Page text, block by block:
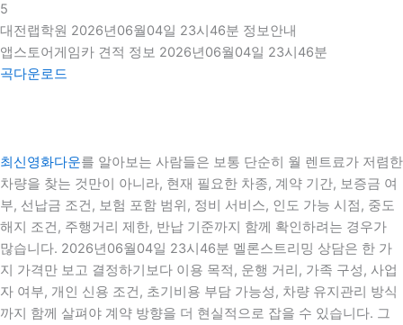
5
대전랩학원 2026년06월04일 23시46분 정보안내
앱스토어게임카 견적 정보 2026년06월04일 23시46분
곡다운로드
최신영화다운를 알아보는 사람들은 보통 단순히 월 렌트료가 저렴한
차량을 찾는 것만이 아니라, 현재 필요한 차종, 계약 기간, 보증금 여
부, 선납금 조건, 보험 포함 범위, 정비 서비스, 인도 가능 시점, 중도
해지 조건, 주행거리 제한, 반납 기준까지 함께 확인하려는 경우가
많습니다. 2026년06월04일 23시46분 멜론스트리밍 상담은 한 가
지 가격만 보고 결정하기보다 이용 목적, 운행 거리, 가족 구성, 사업
자 여부, 개인 신용 조건, 초기비용 부담 가능성, 차량 유지관리 방식
까지 함께 살펴야 계약 방향을 더 현실적으로 잡을 수 있습니다. 그